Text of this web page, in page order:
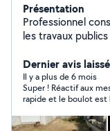
Présentation
Professionnel
les travaux publics et la
terrassement,
abattage d'arbres
Dernier avis
Il y a plus de 6 mois
Super ! Réactif aux
rapide et le boulot est